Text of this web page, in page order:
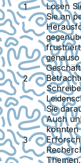
Lösen
Sie an
Sie
Auch
könnten